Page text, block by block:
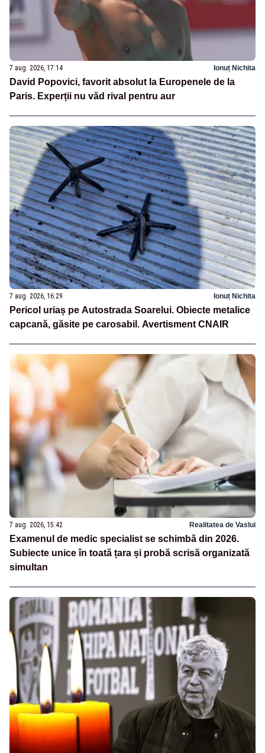
7 aug. 2026, 17:14 Ionuț Nichita
David Popovici, favorit absolut la Europenele de la
Paris. Experții nu văd rival pentru aur
7 aug. 2026, 16:29 Ionuț Nichita
Pericol uriaș pe Autostrada Soarelui. Obiecte metalice
capcană, găsite pe carosabil. Avertisment CNAIR
7 aug. 2026, 15:42 Realitatea de Vaslui
Examenul de medic specialist se schimbă din 2026.
Subiecte unice în toată țara și probă scrisă organizată
simultan